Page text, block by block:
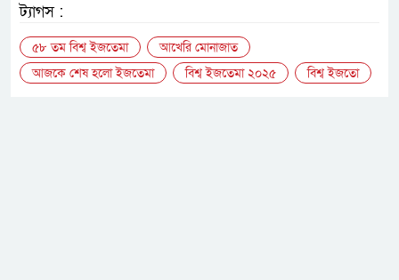
ট্যাগস :
৫৮ তম বিশ্ব ইজতেমা
আখেরি মোনাজাত
আজকে শেষ হলো ইজতেমা
বিশ্ব ইজতেমা ২০২৫ বিশ্ব ইজতো